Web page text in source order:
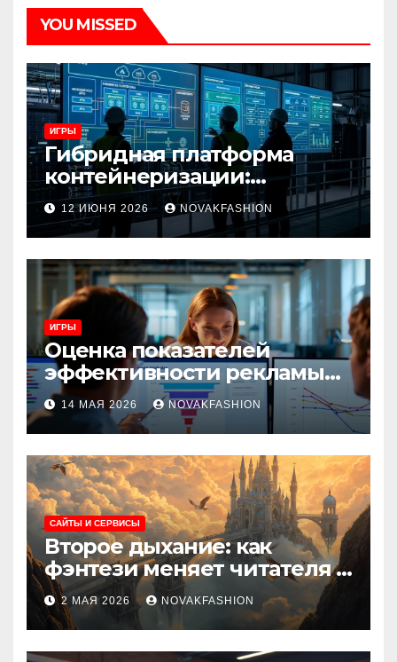
YOU MISSED
ИГРЫ
Гибридная платформа
контейнеризации:
архитектура, особенности
и сценарии использования
12 ИЮНЯ 2026 NOVAKFASHION
ИГРЫ
Оценка показателей
эффективности рекламы
при атрибуции
множественных точек
касания
14 МАЯ 2026 NOVAKFASHION
САЙТЫ И СЕРВИСЫ
Второе дыхание: как
фэнтези меняет читателя и
культуру
2 МАЯ 2026 NOVAKFASHION